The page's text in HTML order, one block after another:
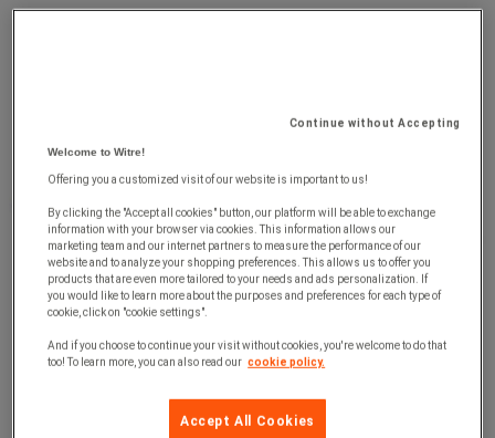
Continue without Accepting
Welcome to Witre!
Offering you a customized visit of our website is important to us!
By clicking the "Accept all cookies" button, our platform will be able to exchange
information with your browser via cookies. This information allows our
marketing team and our internet partners to measure the performance of our
website and to analyze your shopping preferences. This allows us to offer you
products that are even more tailored to your needs and ads personalization. If
you would like to learn more about the purposes and preferences for each type of
cookie, click on "cookie settings".
And if you choose to continue your visit without cookies, you're welcome to do that
too! To learn more, you can also read our cookie policy.
Accept All Cookies